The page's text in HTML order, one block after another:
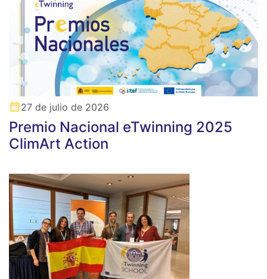
27 de julio de 2026
Premio Nacional eTwinning 2025
ClimArt Action